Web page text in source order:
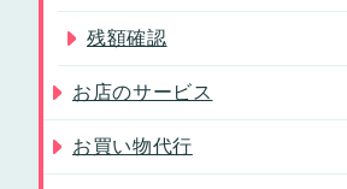
残額確認
お店のサービス
お買い物代行